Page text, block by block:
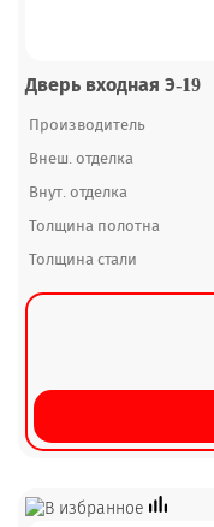
Дверь входная Э-19
Производитель
Внеш. отделка
Внут. отделка
Толщина полотна
Толщина стали